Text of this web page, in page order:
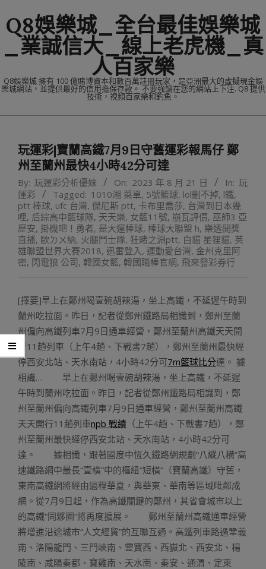
to
content
Q8娛樂城_全台最佳娛樂城
_業誠信大_線上老虎機_真
人百家樂
Q8娛樂城 擁有 100 億賭博資本和數百萬註冊玩家，是亞洲最大的虛擬現金娛
樂城網站，並提供最好的信用擔保存款。 不要強調在您的網站上下注. Q8 提供
技術，視頻百家樂和釣魚。
Menu玩運彩|寶蘭高鐵7月9日守舊運彩報馬仔 鄭
州至蘭州最快4小時42分可達
By: 玩運彩分析優妹 On: 2023 年 8 月 21 日 In: 玩
運彩
Tagged: 1010湘 菜單, 5號籃球, lol刪不掉, l鐵,
ptt 棒球, ufc 台灣, 傑尼斯 ptt, 卡布里喬莎, 台灣到日本幾
哩, 后綜高中籃球隊, 天天樂, 女籃11號, 崩瓦評價, 巫師3 亞
歷安, 掛機吧！勇者, 是大運棒球, 棒球大聯盟 h, 樂透開獎
直播, 歐ㄉㄨ納, 火腿鬥士隊, 狂賭之淵ptt, 白貓 星狸貓, 英
雄聯盟世界大賽2018, 迅雷登入, 運動愛台灣, 金州克里阿
密, 閃電狼 公司, 韓國女籃, 韓國職棒官網, 飛來發彩券行
[擇要]早上在鄭州喝壹碗胡辣湯，坐上高鐵，不延遲午時到
蘭州吃拉面。昨日，記者從鄭州鐵路局相識到，鄭州至蘭
州偏向高鐵列車7月9日通車經營，鄭州至蘭州高鐵天天開
行11趟列車（上午4趟、下戰書7趟），鄭州至蘭州最快經
停西安北站、天水南站，4小時42分可7m籃球比分達。 據
相識… 早上在鄭州喝壹碗胡辣湯，坐上高鐵，不延遲
午時到蘭州吃拉面。昨日，記者從鄭州鐵路局相識到，鄭
州至蘭州偏向高鐵列車7月9日通車經營，鄭州至蘭州高鐵
天天開行11趟列車npb 戰績 （上午4趟、下戰書7趟），鄭
州至蘭州最快經停西安北站、天水南站，4小時42分可
達。 據相識，跟著國度中恆久鐵路網規劃“八縱八橫”高
速鐵路網中最長“壹橫”中的樞紐“短橫”（寶蘭高鐵）守舊，
東南高鐵網將經由過程華夏，與華東、華南等區域毗鄰成
網。從7月9日起，作為高鐵關鍵的鄭州，其省會城市以上
的高鐵“同夥圈”將再度擴展。 鄭州至蘭州高鐵通車經營
將增進沿途城市“人文經貿”的互聯互通。高鐵列車路過鞏義
南、洛陽龍門、三門峽南、靈寶西、西嶽北、西安北、楊
陵南、咸陽秦都、寶雞南、天水南、秦安、通渭、定東